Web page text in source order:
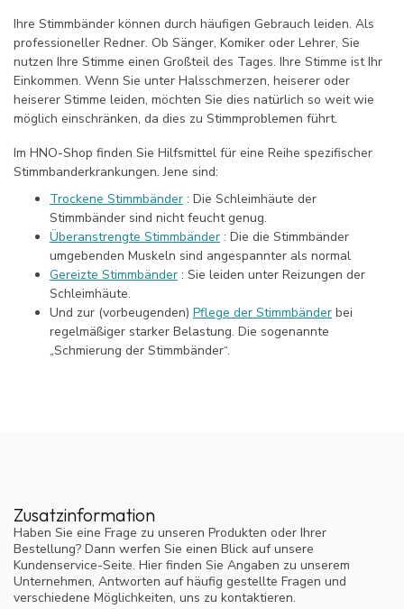
Ihre Stimmbänder können durch häufigen Gebrauch leiden. Als
professioneller Redner. Ob Sänger, Komiker oder Lehrer, Sie
nutzen Ihre Stimme einen Großteil des Tages. Ihre Stimme ist Ihr
Einkommen. Wenn Sie unter Halsschmerzen, heiserer oder
heiserer Stimme leiden, möchten Sie dies natürlich so weit wie
möglich einschränken, da dies zu Stimmproblemen führt.
Im HNO-Shop finden Sie Hilfsmittel für eine Reihe spezifischer
Stimmbanderkrankungen. Jene sind:
Trockene Stimmbänder : Die Schleimhäute der
Stimmbänder sind nicht feucht genug.
Überanstrengte Stimmbänder : Die die Stimmbänder
umgebenden Muskeln sind angespannter als normal
Gereizte Stimmbänder : Sie leiden unter Reizungen der
Schleimhäute.
Und zur (vorbeugenden) Pflege der Stimmbänder bei
regelmäßiger starker Belastung. Die sogenannte
„Schmierung der Stimmbänder“.
Zusatzinformation
Haben Sie eine Frage zu unseren Produkten oder Ihrer
Bestellung? Dann werfen Sie einen Blick auf unsere
Kundenservice-Seite. Hier finden Sie Angaben zu unserem
Unternehmen, Antworten auf häufig gestellte Fragen und
verschiedene Möglichkeiten, uns zu kontaktieren.